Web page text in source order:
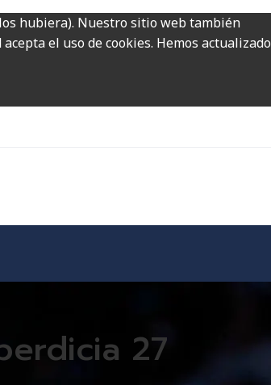
hubiera). Nuestro sitio web también
el uso de cookies. Hemos actualizado
27